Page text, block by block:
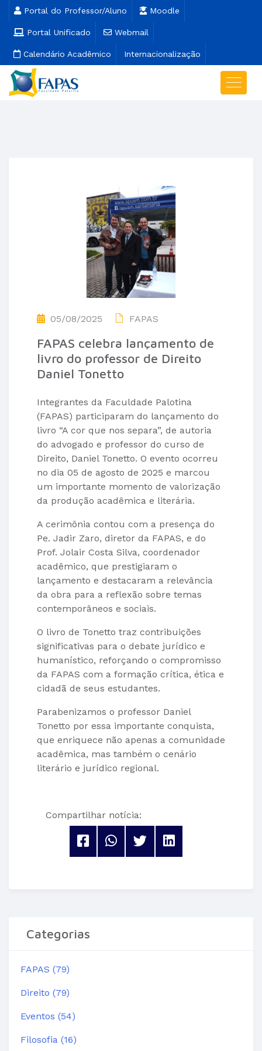
Portal do Professor/Aluno Moodle
Portal Unificado Webmail
Calendário Acadêmico Internacionalização
05/08/2025 FAPAS
FAPAS celebra lançamento de
livro do professor de Direito
Daniel Tonetto
Integrantes da Faculdade Palotina
(FAPAS) participaram do lançamento do
livro “A cor que nos separa”, de autoria
do advogado e professor do curso de
Direito, Daniel Tonetto. O evento ocorreu
no dia 05 de agosto de 2025 e marcou
um importante momento de valorização
da produção acadêmica e literária.
A cerimônia contou com a presença do
Pe. Jadir Zaro, diretor da FAPAS, e do
Prof. Jolair Costa Silva, coordenador
acadêmico, que prestigiaram o
lançamento e destacaram a relevância
da obra para a reflexão sobre temas
contemporâneos e sociais.
O livro de Tonetto traz contribuições
significativas para o debate jurídico e
humanístico, reforçando o compromisso
da FAPAS com a formação crítica, ética e
cidadã de seus estudantes.
Parabenizamos o professor Daniel
Tonetto por essa importante conquista,
que enriquece não apenas a comunidade
acadêmica, mas também o cenário
literário e jurídico regional.
Compartilhar notícia:
Categorias
FAPAS (79)
Direito (79)
Eventos (54)
Filosofia (16)